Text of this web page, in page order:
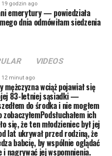
19 godzin ago
emerytury — powiedziała
dnia odmówiłam siedzenia
VIDEOS
12 minut ago
mężczyzna wciąż pojawiał się
83-letniej sąsiadki —
do środka i nie mogłem
ich
się, że ten młodzieniec był jej
lat ukrywał przed rodziną, że
babcię, by wspólnie oglądać
jej wspomnienia.